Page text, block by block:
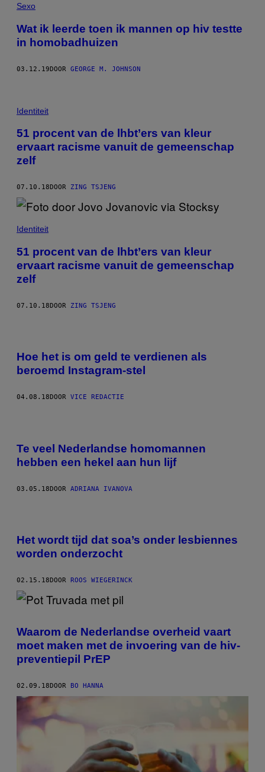
Sexo
Wat ik leerde toen ik mannen op hiv testte
in homobadhuizen
03.12.19DOOR GEORGE M. JOHNSON
Identiteit
51 procent van de lhbt’ers van kleur
ervaart racisme vanuit de gemeenschap
zelf
07.10.18 DOOR ZING TSJENG
Identiteit
51 procent van de lhbt’ers van kleur
ervaart racisme vanuit de gemeenschap
zelf
07.10.18DOOR ZING TSJENG
Hoe het is om geld te verdienen als
beroemd Instagram-stel
04.08.18 DOOR VICE REDACTIE
Te veel Nederlandse homomannen
hebben een hekel aan hun lijf
03.05.18DOOR ADRIANA IVANOVA
Het wordt tijd dat soa’s onder lesbiennes
worden onderzocht
02.15.18 DOOR ROOS WIEGERINCK
Waarom de Nederlandse overheid vaart
moet maken met de invoering van de hiv-
preventiepil PrEP
02.09.18DOOR BO HANNA